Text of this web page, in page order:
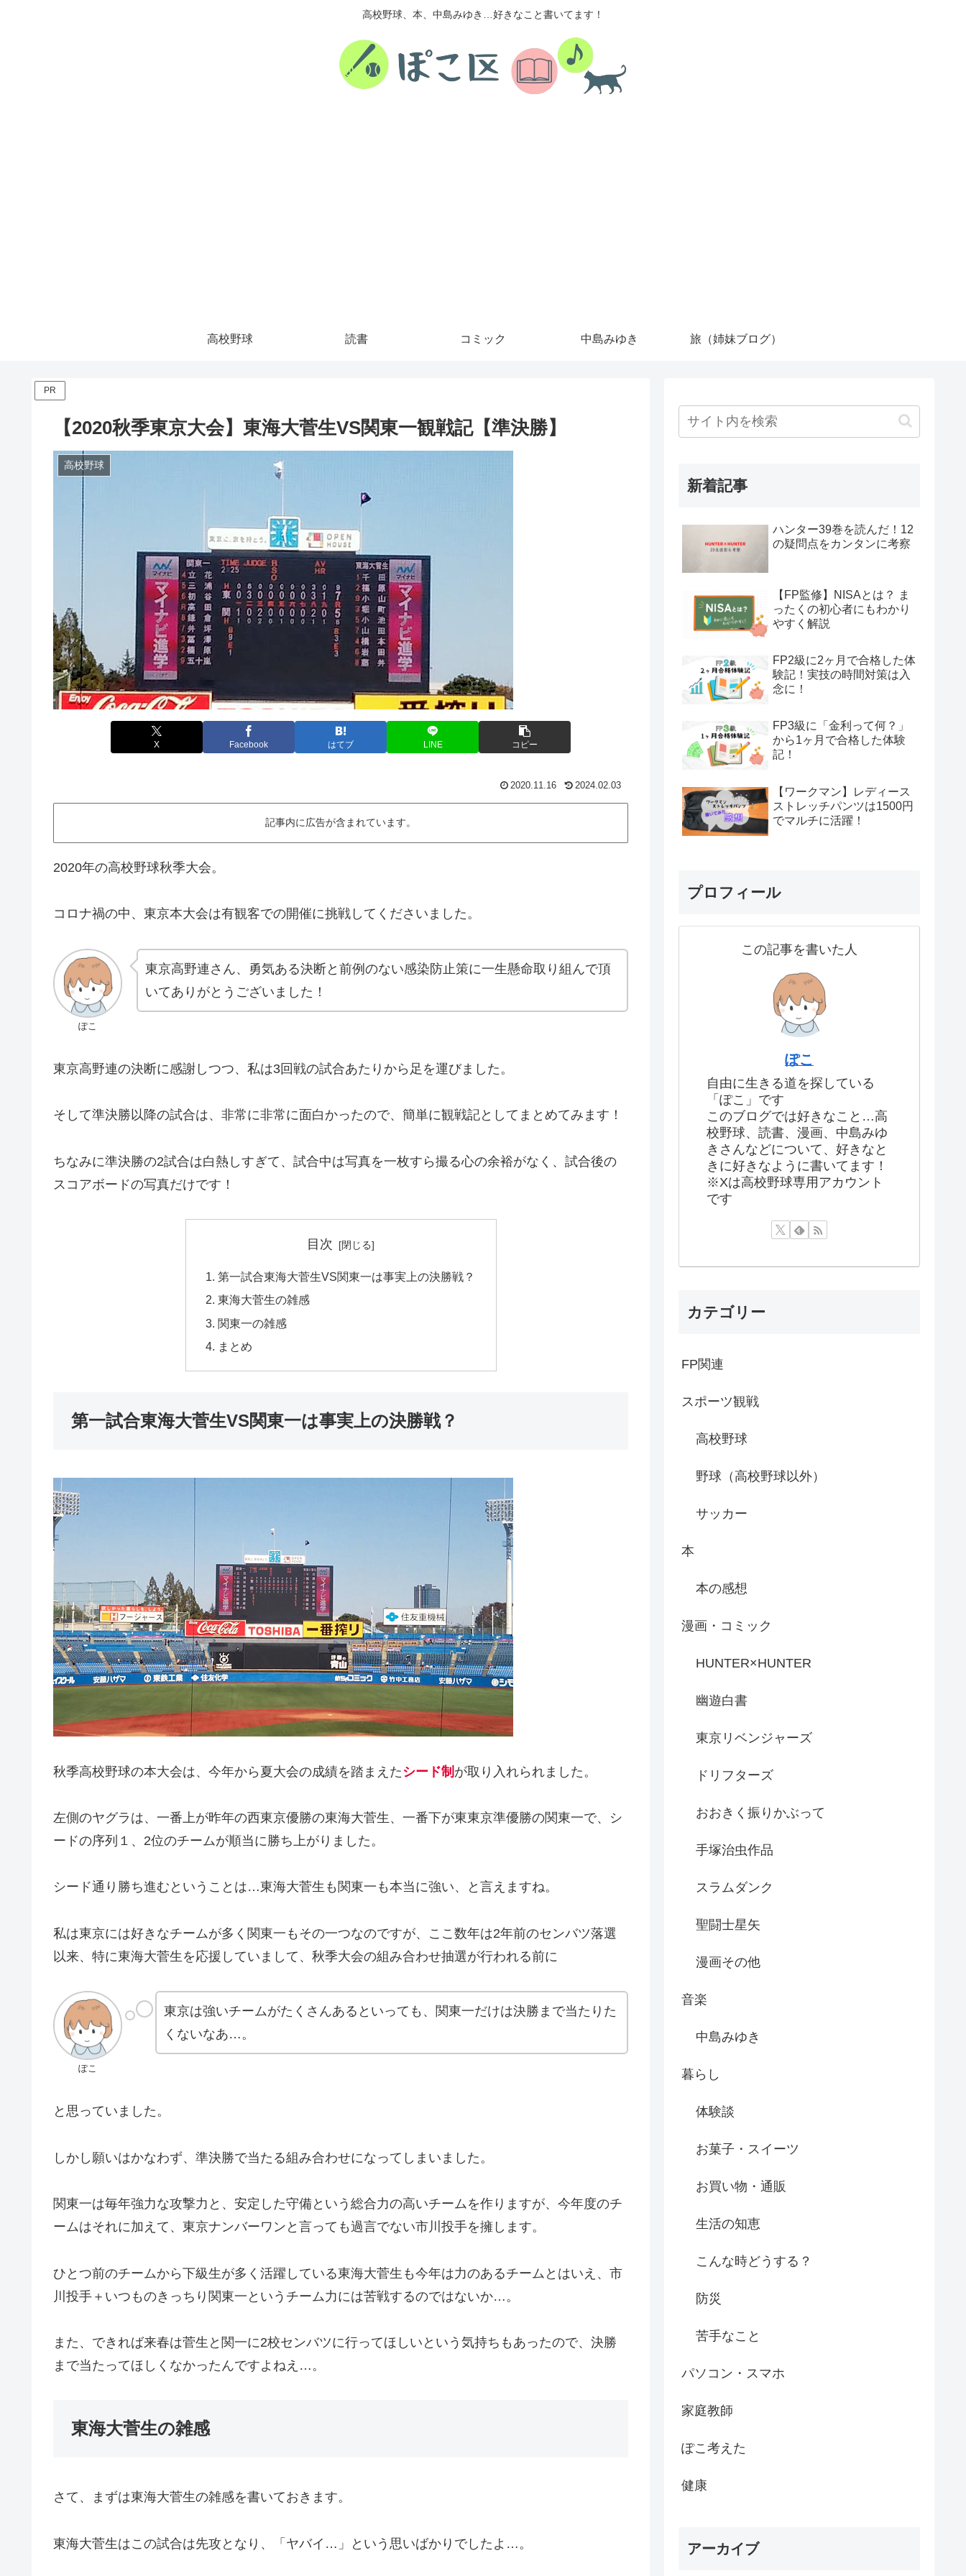
高校野球、本、中島みゆき…好きなこと書いてます！
高校野球 読書 コミック 中島みゆき 旅（姉妹ブログ）
PR
【2020秋季東京大会】東海大菅生VS関東一観戦記【準決勝】
高校野球
X Facebook はてブ LINE コピー
2020.11.16 2024.02.03
記事内に広告が含まれています。
2020年の高校野球秋季大会。
コロナ禍の中、東京本大会は有観客での開催に挑戦してくださいました。
ぽこ
東京高野連さん、勇気ある決断と前例のない感染防止策に一生懸命取り組んで頂
いてありがとうございました！
東京高野連の決断に感謝しつつ、私は3回戦の試合あたりから足を運びました。
そして準決勝以降の試合は、非常に非常に面白かったので、簡単に観戦記としてまとめてみます！
ちなみに準決勝の2試合は白熱しすぎて、試合中は写真を一枚すら撮る心の余裕がなく、試合後の
スコアボードの写真だけです！
目次
第一試合東海大菅生VS関東一は事実上の決勝戦？
東海大菅生の雑感
関東一の雑感
まとめ
第一試合東海大菅生VS関東一は事実上の決勝戦？
秋季高校野球の本大会は、今年から夏大会の成績を踏まえたシード制 が取り入れられました。
左側のヤグラは、一番上が昨年の西東京優勝の東海大菅生、一番下が東東京準優勝の関東一で、シ
ードの序列１、2位のチームが順当に勝ち上がりました。
シード通り勝ち進むということは…東海大菅生も関東一も本当に強い、と言えますね。
私は東京には好きなチームが多く関東一もその一つなのですが、ここ数年は2年前のセンバツ落選
以来、特に東海大菅生を応援していまして、秋季大会の組み合わせ抽選が行われる前に
ぽこ
東京は強いチームがたくさんあるといっても、関東一だけは決勝まで当たりた
くないなあ…。
と思っていました。
しかし願いはかなわず、準決勝で当たる組み合わせになってしまいました。
関東一は毎年強力な攻撃力と、安定した守備という総合力の高いチームを作りますが、今年度のチ
ームはそれに加えて、東京ナンバーワンと言っても過言でない市川投手を擁します。
ひとつ前のチームから下級生が多く活躍している東海大菅生も今年は力のあるチームとはいえ、市
川投手＋いつものきっちり関東一というチーム力には苦戦するのではないか…。
また、できれば来春は菅生と関一に2校センバツに行ってほしいという気持ちもあったので、決勝
まで当たってほしくなかったんですよねえ…。
東海大菅生の雑感
さて、まずは東海大菅生の雑感を書いておきます。
東海大菅生はこの試合は先攻となり、「ヤバイ…」という思いばかりでしたよ…。
新着記事
ハンター39巻を読んだ！12
の疑問点をカンタンに考察
【FP監修】NISAとは？ ま
ったくの初心者にもわかり
やすく解説
FP2級に2ヶ月で合格した体
験記！実技の時間対策は入
念に！
FP3級に「金利って何？」
から1ヶ月で合格した体験
記！
【ワークマン】レディース
ストレッチパンツは1500円
でマルチに活躍！
プロフィール
この記事を書いた人
ぽこ
自由に生きる道を探している
「ぽこ」です
このブログでは好きなこと…高
校野球、読書、漫画、中島みゆ
きさんなどについて、好きなと
きに好きなように書いてます！
※Xは高校野球専用アカウント
です
カテゴリー
FP関連
スポーツ観戦
高校野球
野球（高校野球以外）
サッカー
本
本の感想
漫画・コミック
HUNTER×HUNTER
幽遊白書
東京リベンジャーズ
ドリフターズ
おおきく振りかぶって
手塚治虫作品
スラムダンク
聖闘士星矢
漫画その他
音楽
中島みゆき
暮らし
体験談
お菓子・スイーツ
お買い物・通販
生活の知恵
こんな時どうする？
防災
苦手なこと
パソコン・スマホ
家庭教師
ぽこ考えた
健康
アーカイブ